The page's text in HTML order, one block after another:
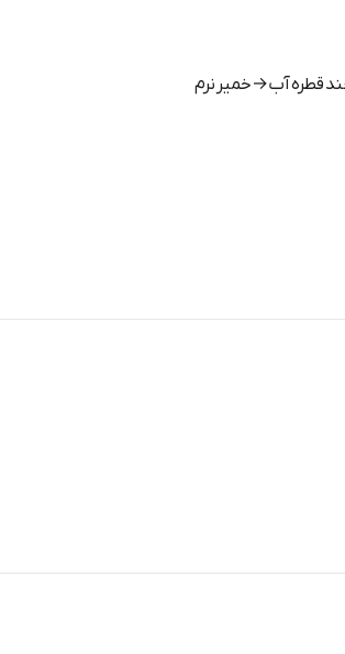
قطره آب→خمیر نرم